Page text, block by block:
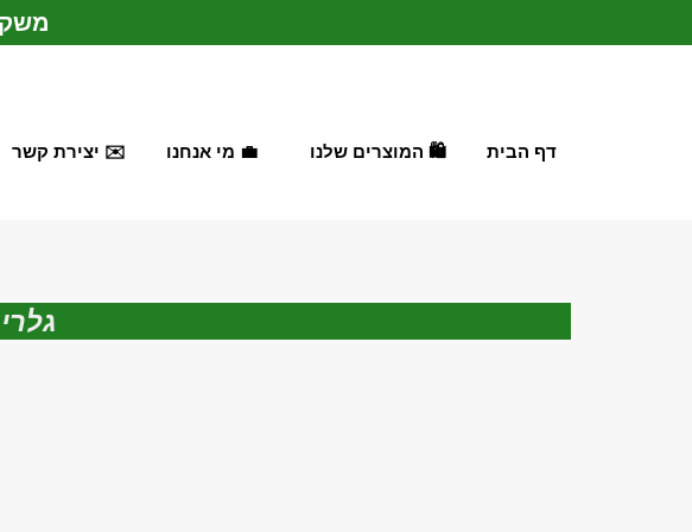
לתוכן
משק 15 - חקלאות
דף הבית 🛍️ המוצרים שלנו 💼 מי אנחנו ✉️ יצירת קשר